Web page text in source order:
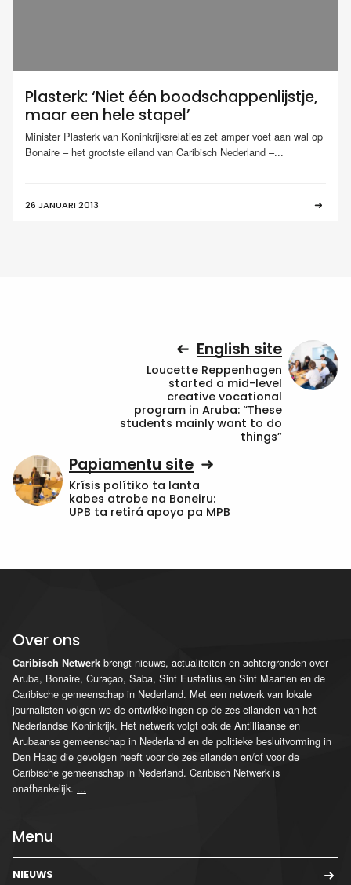
Plasterk: ‘Niet één boodschappenlijstje,
maar een hele stapel’
Minister Plasterk van Koninkrijksrelaties zet amper voet aan wal op
Bonaire – het grootste eiland van Caribisch Nederland –...
26 JANUARI 2013
English site
Loucette Reppenhagen
started a mid-level
creative vocational
program in Aruba: “These
students mainly want to do
things”
Papiamentu site
Krísis polítiko ta lanta
kabes atrobe na Boneiru:
UPB ta retirá apoyo pa MPB
Over ons
Caribisch Netwerk brengt nieuws, actualiteiten en achtergronden over
Aruba, Bonaire, Curaçao, Saba, Sint Eustatius en Sint Maarten en de
Caribische gemeenschap in Nederland. Met een netwerk van lokale
journalisten volgen we de ontwikkelingen op de zes eilanden van het
Nederlandse Koninkrijk. Het netwerk volgt ook de Antilliaanse en
Arubaanse gemeenschap in Nederland en de politieke besluitvorming in
Den Haag die gevolgen heeft voor de zes eilanden en/of voor de
Caribische gemeenschap in Nederland. Caribisch Netwerk is
onafhankelijk. ...
Menu
NIEUWS